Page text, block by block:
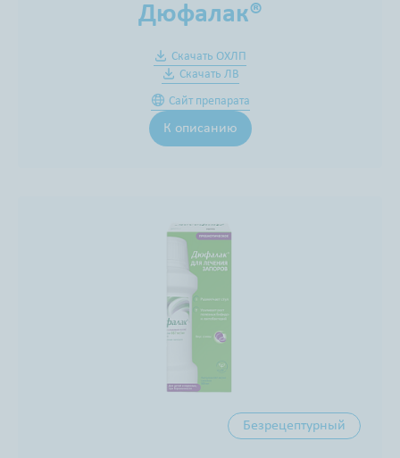
Дюфалак®
Скачать ОХЛП
Скачать ЛВ
Сайт препарата
К описанию
Безрецептурный